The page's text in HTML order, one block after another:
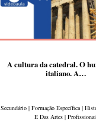
A cultura da catedral. O
italiano. A…
Secundário | Formação Específica |
E Das Artes |